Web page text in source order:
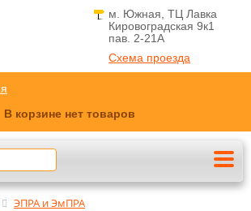
м. Южная, ТЦ Лавка
Кировоградская 9к1
пав. 2-21A
Схема проезда
В корзине нет товаров
ЭПРА и ЭмПРА